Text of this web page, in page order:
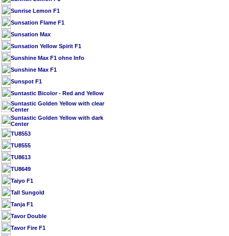
Sunrise Lemon F1
Sunsation Flame F1
Sunsation Max
Sunsation Yellow Spirit F1
Sunshine Max F1 ohne Info
Sunshine Max F1
Sunspot F1
Suntastic Bicolor - Red and Yellow
Suntastic Golden Yellow with clear
Center
Suntastic Golden Yellow with dark
Center
TU8553
TU8555
TU8613
TU8649
Taiyo F1
Tall Sungold
Tanja F1
Tavor Double
Tavor Fire F1